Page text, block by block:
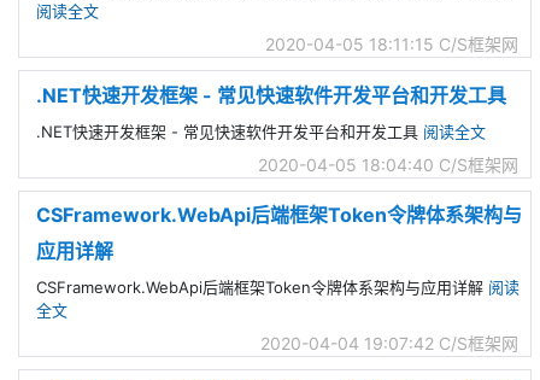
阅读全文
2020-04-05 18:11:15 C/S框架网
.NET快速开发框架 - 常见快速软件开发平台和开发工具
.NET快速开发框架 - 常见快速软件开发平台和开发工具 阅读全文
2020-04-05 18:04:40 C/S框架网
CSFramework.WebApi后端框架Token令牌体系架构与
应用详解
CSFramework.WebApi后端框架Token令牌体系架构与应用详解 阅读
全文
2020-04-04 19:07:42 C/S框架网